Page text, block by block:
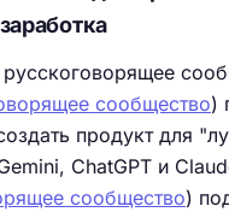
сообщество)
продукт для
ChatGPT и
сообщество)